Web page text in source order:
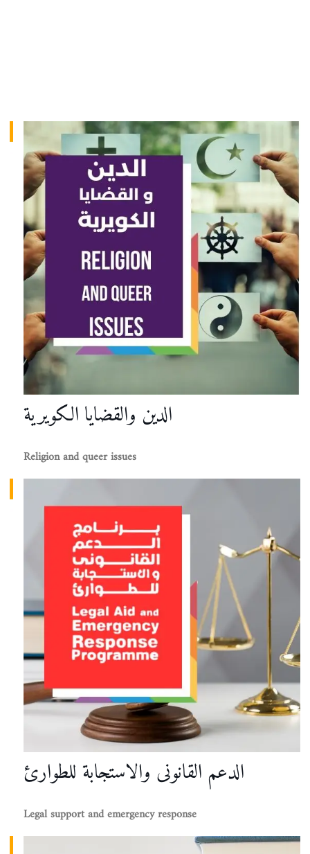
الدين والقضايا الكويرية
Religion and queer issues
الدعم القانونى والاستجابة للطوارئ
Legal support and emergency response